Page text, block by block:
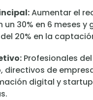
Aumentar el
un 30% en 6 meses y
20% en la
Profesionales
directivos de
digital y